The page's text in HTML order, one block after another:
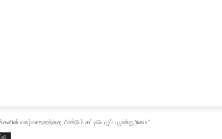
வாழ்வாதாரத்தை மீண்டும் கட்டியெழுப்ப முன்னுரிமை"